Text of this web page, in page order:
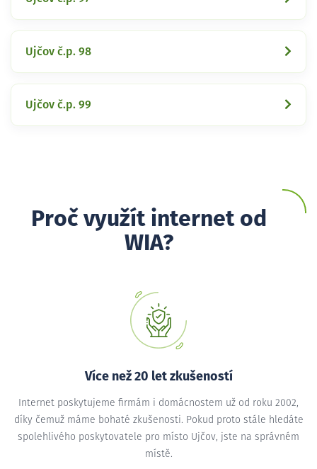
Ujčov č.p. 98
Ujčov č.p. 99
Proč využít internet od
WIA?
Více než 20 let zkušeností
Internet poskytujeme firmám i domácnostem už od roku 2002,
díky čemuž máme bohaté zkušenosti. Pokud proto stále hledáte
spolehlivého poskytovatele pro místo Ujčov, jste na správném
místě.